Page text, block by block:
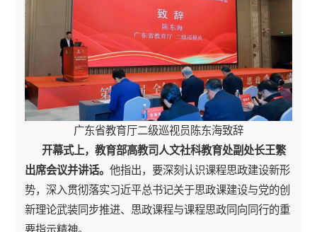
广东省教育厅二级巡视员陈东海致辞
开幕式上，教育部高教司人文社科教育处副处长王繁
出席会议并讲话。他指出，要深刻认识课程思政建设新形
势，深入贯彻落实习近平总书记关于思政课建设与党的创
新理论武装同步推进、思政课程与课程思政同向同行的重